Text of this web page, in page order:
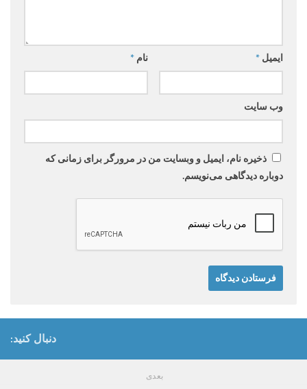
نام * ایمیل *
وب‌ سایت
ذخیره نام، ایمیل و وبسایت من در مرورگر برای زمانی که
دوباره دیدگاهی می‌نویسم.
دنبال کنید:
بعدی